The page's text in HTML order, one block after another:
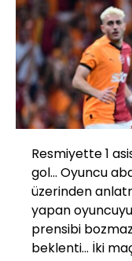
Resmiyette 1
gol... Oyuncu
üzerinden
yapan
prensibi
beklenti... İki